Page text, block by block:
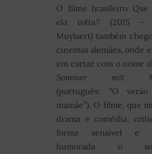
O filme brasileiro Que
ela volta? (2015 -
Muylaert) também
cinemas alemães, onde
em cartaz com o nome
Sommer mit
(português: “O
mamãe”). O filme, que
drama e comédia,
forma sensível e
humorada o